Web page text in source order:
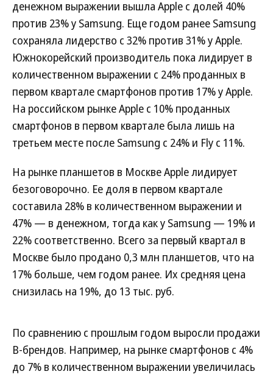
денежном выражении вышла Apple с долей 40%
против 23% у Samsung. Еще годом ранее Samsung
сохраняла лидерство с 32% против 31% у Apple.
Южнокорейский производитель пока лидирует в
количественном выражении с 24% проданных в
первом квартале смартфонов против 17% у Apple.
На российском рынке Apple с 10% проданных
смартфонов в первом квартале была лишь на
третьем месте после Samsung с 24% и Fly c 11%.
На рынке планшетов в Москве Apple лидирует
безоговорочно. Ее доля в первом квартале
составила 28% в количественном выражении и
47% — в денежном, тогда как у Samsung — 19% и
22% соответственно. Всего за первый квартал в
Москве было продано 0,3 млн планшетов, что на
17% больше, чем годом ранее. Их средняя цена
снизилась на 19%, до 13 тыс. руб.
По сравнению с прошлым годом выросли продажи
B-брендов. Например, на рынке смартфонов с 4%
до 7% в количественном выражении увеличилась